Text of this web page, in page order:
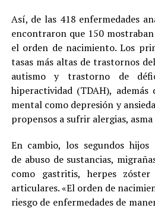
Así, de las 418 enfermedades
encontraron que 150
el orden de nacimiento. Los
tasas más altas de trastornos
autismo y trastorno de
hiperactividad (TDAH),
mental como depresión y
propensos a sufrir alergias,
En cambio, los segundos
de abuso de sustancias,
como gastritis, herpes
articulares. «El orden de
riesgo de enfermedades de